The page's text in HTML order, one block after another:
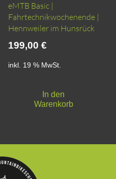
eMTB Basic |
Fahrtechnikwochenende |
Hennweiler im Hunsrück
199,00 €
inkl. 19 % MwSt.
In den
Warenkorb